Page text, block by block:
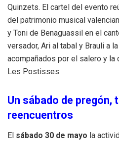
Quinzets. El cartel del evento
del patrimonio musical
y Toni de Benaguassil en el
versador, Ari al tabal y Brauli a
acompañados por el salero y
Les Postisses.
Un sábado de pregón,
reencuentros
El sábado 30 de mayo la